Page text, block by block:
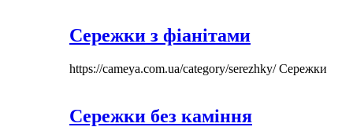
Сережки з фіанітами
https://cameya.com.ua/category/serezhky/Сережки
Сережки без каміння